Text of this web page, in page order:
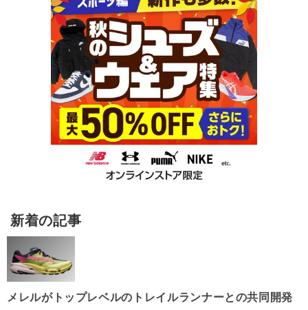
新着の記事
メレルがトップレベルのトレイルランナーとの共同開発